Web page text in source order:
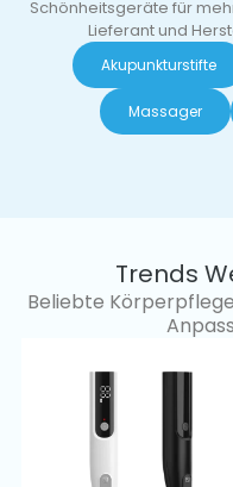
Schönheitsgeräte für
Lieferant und
Akupunkturstifte
Massager
Trends
Beliebte